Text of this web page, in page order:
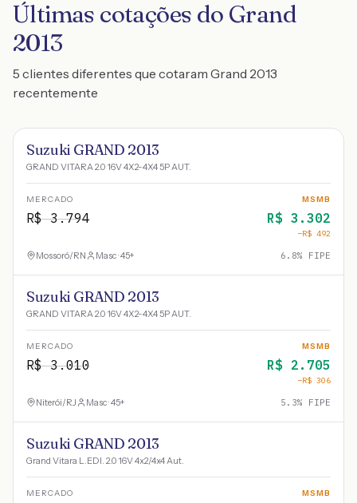
Últimas cotações do Grand
2013
5 clientes diferentes que cotaram Grand 2013
recentemente
Suzuki GRAND 2013
GRAND VITARA 2.0 16V 4X2-4X4 5P AUT.
MERCADO
R$3.794
MSMB
R$ 3.302
−R$ 492
Mossoró/RN Masc · 45+ 6.8% FIPE
Suzuki GRAND 2013
GRAND VITARA 2.0 16V 4X2-4X4 5P AUT.
MERCADO
R$3.010
MSMB
R$ 2.705
−R$ 306
Niterói/RJ Masc · 45+ 5.3% FIPE
Suzuki GRAND 2013
Grand Vitara L.EDI. 2.0 16V 4x2/4x4 Aut.
MERCADO MSMB